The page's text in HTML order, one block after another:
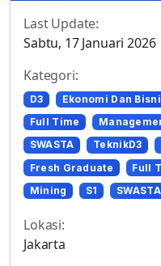
Last Update:
Sabtu, 17 Januari 2026
Kategori:
D3 Ekonomi Dan
Full Time
SWASTA
TeknikD3
Fresh Graduate
Full
Mining
S1 SWASTA
Lokasi:
Jakarta